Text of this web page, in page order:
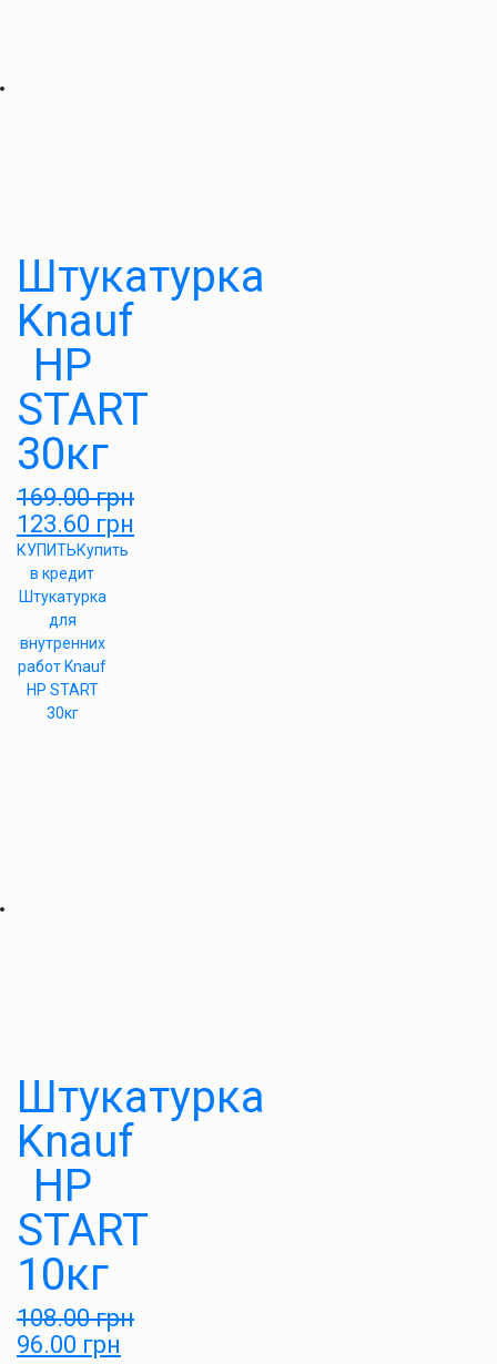
Штукатурка
Knauf
HP
START
30кг
169.00грн
123.60 грн
КУПИТЬКупить
в кредит
Штукатурка
для
внутренних
работ Knauf
HP START
30кг
Штукатурка
Knauf
HP
START
10кг
108.00грн
96.00 грн